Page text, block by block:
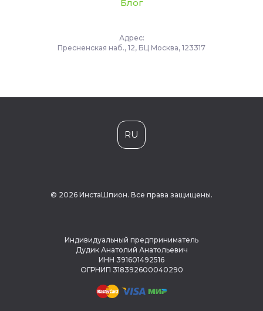
Блог
Адрес:
Пресненская наб., 12, БЦ Москва, 123317
RU
© 2026 ИнстаШпион. Все права защищены.
Индивидуальный предприниматель
Дудик Анатолий Анатольевич
ИНН 391601492516
ОГРНИП 318392600040290